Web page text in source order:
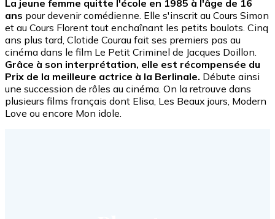
La jeune femme quitte l'école en 1985 à l'âge de 16
ans pour devenir comédienne. Elle s'inscrit au Cours Simon
et au Cours Florent tout enchaînant les petits boulots. Cinq
ans plus tard, Clotide Courau fait ses premiers pas au
cinéma dans le film Le Petit Criminel de Jacques Doillon.
Grâce à son interprétation, elle est récompensée du
Prix de la meilleure actrice à la Berlinale. Débute ainsi
une succession de rôles au cinéma. On la retrouve dans
plusieurs films français dont Elisa, Les Beaux jours, Modern
Love ou encore Mon idole.